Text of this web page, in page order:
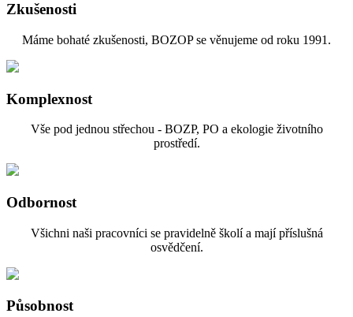
Zkušenosti
Máme bohaté zkušenosti, BOZOP se věnujeme od roku 1991.
Komplexnost
Vše pod jednou střechou - BOZP, PO a ekologie životního
prostředí.
Odbornost
Všichni naši pracovníci se pravidelně školí a mají příslušná
osvědčení.
Působnost